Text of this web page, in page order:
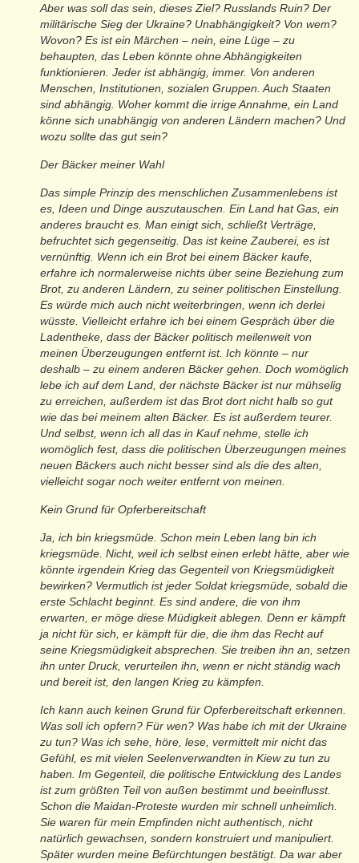
Aber was soll das sein, dieses Ziel? Russlands Ruin? Der
militärische Sieg der Ukraine? Unabhängigkeit? Von wem?
Wovon? Es ist ein Märchen – nein, eine Lüge – zu
behaupten, das Leben könnte ohne Abhängigkeiten
funktionieren. Jeder ist abhängig, immer. Von anderen
Menschen, Institutionen, sozialen Gruppen. Auch Staaten
sind abhängig. Woher kommt die irrige Annahme, ein Land
könne sich unabhängig von anderen Ländern machen? Und
wozu sollte das gut sein?
Der Bäcker meiner Wahl
Das simple Prinzip des menschlichen Zusammenlebens ist
es, Ideen und Dinge auszutauschen. Ein Land hat Gas, ein
anderes braucht es. Man einigt sich, schließt Verträge,
befruchtet sich gegenseitig. Das ist keine Zauberei, es ist
vernünftig. Wenn ich ein Brot bei einem Bäcker kaufe,
erfahre ich normalerweise nichts über seine Beziehung zum
Brot, zu anderen Ländern, zu seiner politischen Einstellung.
Es würde mich auch nicht weiterbringen, wenn ich derlei
wüsste. Vielleicht erfahre ich bei einem Gespräch über die
Ladentheke, dass der Bäcker politisch meilenweit von
meinen Überzeugungen entfernt ist. Ich könnte – nur
deshalb – zu einem anderen Bäcker gehen. Doch womöglich
lebe ich auf dem Land, der nächste Bäcker ist nur mühselig
zu erreichen, außerdem ist das Brot dort nicht halb so gut
wie das bei meinem alten Bäcker. Es ist außerdem teurer.
Und selbst, wenn ich all das in Kauf nehme, stelle ich
womöglich fest, dass die politischen Überzeugungen meines
neuen Bäckers auch nicht besser sind als die des alten,
vielleicht sogar noch weiter entfernt von meinen.
Kein Grund für Opferbereitschaft
Ja, ich bin kriegsmüde. Schon mein Leben lang bin ich
kriegsmüde. Nicht, weil ich selbst einen erlebt hätte, aber wie
könnte irgendein Krieg das Gegenteil von Kriegsmüdigkeit
bewirken? Vermutlich ist jeder Soldat kriegsmüde, sobald die
erste Schlacht beginnt. Es sind andere, die von ihm
erwarten, er möge diese Müdigkeit ablegen. Denn er kämpft
ja nicht für sich, er kämpft für die, die ihm das Recht auf
seine Kriegsmüdigkeit absprechen. Sie treiben ihn an, setzen
ihn unter Druck, verurteilen ihn, wenn er nicht ständig wach
und bereit ist, den langen Krieg zu kämpfen.
Ich kann auch keinen Grund für Opferbereitschaft erkennen.
Was soll ich opfern? Für wen? Was habe ich mit der Ukraine
zu tun? Was ich sehe, höre, lese, vermittelt mir nicht das
Gefühl, es mit vielen Seelenverwandten in Kiew zu tun zu
haben. Im Gegenteil, die politische Entwicklung des Landes
ist zum größten Teil von außen bestimmt und beeinflusst.
Schon die Maidan-Proteste wurden mir schnell unheimlich.
Sie waren für mein Empfinden nicht authentisch, nicht
natürlich gewachsen, sondern konstruiert und manipuliert.
Später wurden meine Befürchtungen bestätigt. Da war aber